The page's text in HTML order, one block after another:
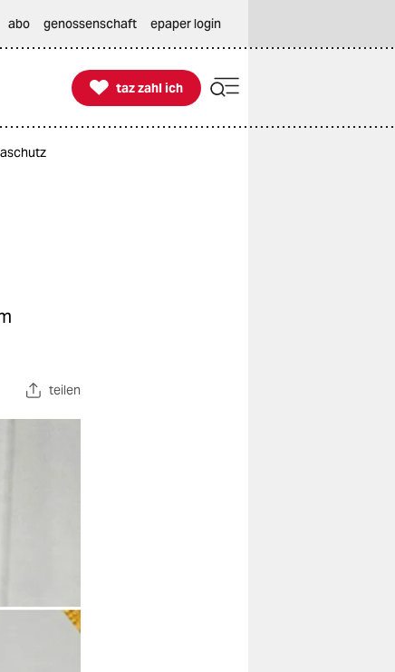
abo genossenschaft epaper login

taz zahl ich
taz zahl ich
teilen